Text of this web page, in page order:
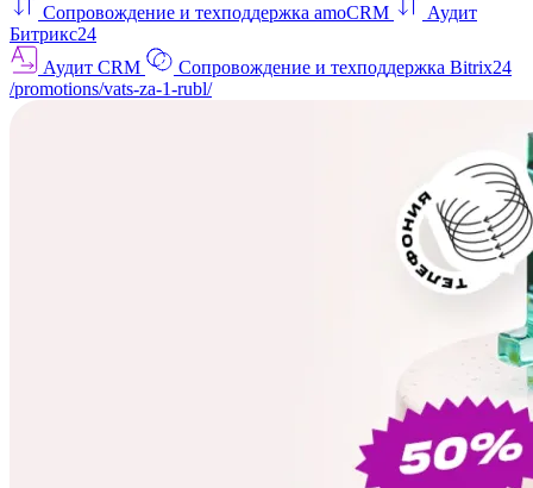
Сопровождение и техподдержка amoCRM
Аудит
Битрикс24
Аудит CRM
Сопровождение и техподдержка Bitrix24
/promotions/vats-za-1-rubl/